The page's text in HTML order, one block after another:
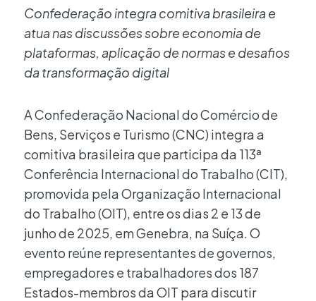
Confederação integra comitiva brasileira e
atua nas discussões sobre economia de
plataformas, aplicação de normas e desafios
da transformação digital
A Confederação Nacional do Comércio de
Bens, Serviços e Turismo (CNC) integra a
comitiva brasileira que participa da 113ª
Conferência Internacional do Trabalho (CIT),
promovida pela Organização Internacional
do Trabalho (OIT), entre os dias 2 e 13 de
junho de 2025, em Genebra, na Suíça. O
evento reúne representantes de governos,
empregadores e trabalhadores dos 187
Estados-membros da OIT para discutir